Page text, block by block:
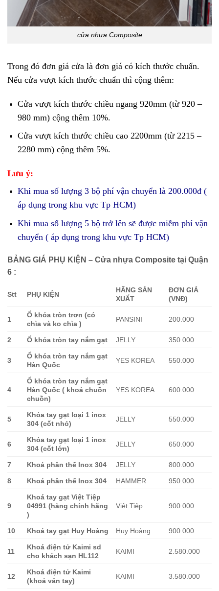
cửa nhựa Composite
Trong đó đơn giá cửa là đơn giá có kích thước chuẩn.
Nếu cửa vượt kích thước chuẩn thì cộng thêm:
Cửa vượt kích thước chiều ngang 920mm (từ 920 –
980 mm) cộng thêm 10%.
Cửa vượt kích thước chiều cao 2200mm (từ 2215 –
2280 mm) cộng thêm 5%.
Lưu ý:
Khi mua số lượng 3 bộ phí vận chuyển là 200.000đ (
áp dụng trong khu vực Tp HCM)
Khi mua số lượng 5 bộ trở lên sẽ được miễm phí vận
chuyển ( áp dụng trong khu vực Tp HCM)
BẢNG GIÁ PHỤ KIỆN – Cửa nhựa Composite tại Quận
6 :
Stt PHỤ KIỆN
HÃNG SẢN
XUẤT
ĐƠN GIÁ
(VNĐ)
1
Ổ khóa tròn trơn (có
chìa và ko chìa )
PANSINI 200.000
2 Ổ khóa tròn tay nắm gạt JELLY 350.000
3
Ổ khóa tròn tay nắm gạt
Hàn Quốc
YES KOREA 550.000
4
Ổ khóa tròn tay nắm gạt
Hàn Quốc ( khoá chuồn
chuồn)
YES KOREA 600.000
5
Khóa tay gạt loại 1 inox
304 (cốt nhỏ)
JELLY 550.000
6
Khóa tay gạt loại 1 inox
304 (cốt lớn)
JELLY 650.000
7 Khoá phân thể Inox 304 JELLY 800.000
8 Khoá phân thể Inox 304 HAMMER 950.000
9
Khoá tay gạt Việt Tiệp
04991 (hàng chính hãng
)
Việt Tiệp 900.000
10 Khoá tay gạt Huy Hoàng Huy Hoàng 900.000
11
Khoá điện tử Kaimi sd
cho khách sạn HL112
KAIMI 2.580.000
12
Khoá điện tử Kaimi
(khoá vân tay)
KAIMI 3.580.000